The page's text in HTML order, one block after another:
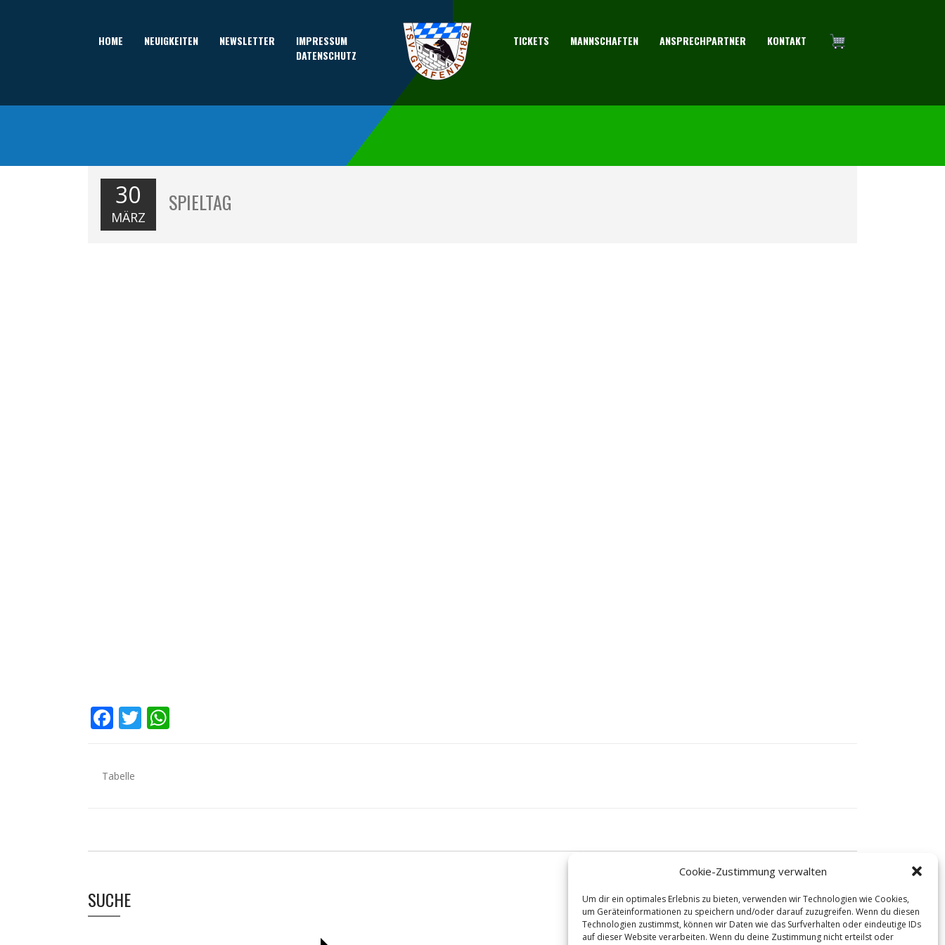
Cookie-Zustimmung verwalten
Um dir ein optimales Erlebnis zu bieten, verwenden wir Technologien wie Cookies,
um Geräteinformationen zu speichern und/oder darauf zuzugreifen. Wenn du diesen
Technologien zustimmst, können wir Daten wie das Surfverhalten oder eindeutige IDs
auf dieser Website verarbeiten. Wenn du deine Zustimmung nicht erteilst oder
HOME NEUIGKEITEN NEWSLETTER
IMPRESSUM
DATENSCHUTZ
TICKETS MANNSCHAFTEN ANSPRECHPARTNER KONTAKT
30
MÄRZ
SPIELTAG
Facebook
Twitter
WhatsApp
Tabelle
SUCHE